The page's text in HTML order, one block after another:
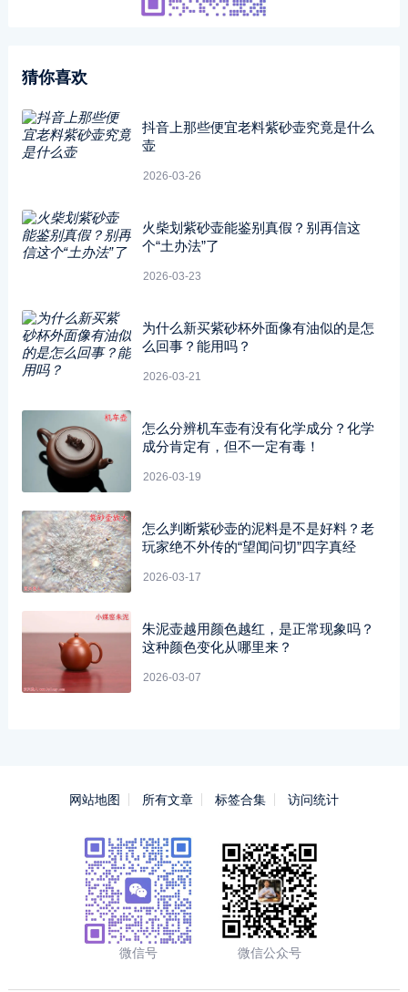
猜你喜欢
抖音上那些便宜老料紫砂壶究竟是什么
壶
2026-03-26
火柴划紫砂壶能鉴别真假？别再信这
个“土办法”了
2026-03-23
为什么新买紫砂杯外面像有油似的是怎
么回事？能用吗？
2026-03-21
怎么分辨机车壶有没有化学成分？化学
成分肯定有，但不一定有毒！
2026-03-19
怎么判断紫砂壶的泥料是不是好料？老
玩家绝不外传的“望闻问切”四字真经
2026-03-17
朱泥壶越用颜色越红，是正常现象吗？
这种颜色变化从哪里来？
2026-03-07
网站地图 所有文章 标签合集 访问统计
微信号 微信公众号